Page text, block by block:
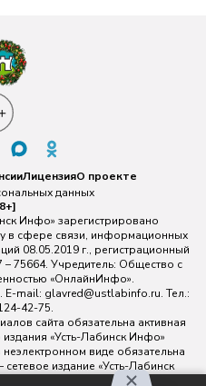
ЛицензияО проекте
данных
Инфо» зарегистрировано
в сфере связи, информационных
08.05.2019 г., регистрационный
75664. Учредитель: Общество с
«ОнлайнИнфо».
E-mail: glavred@ustlabinfo.ru. Тел.:
42-75.
сайта обязательна активная
издания «Усть-Лабинск Инфо»
виде обязательна
издание «Усть-Лабинск